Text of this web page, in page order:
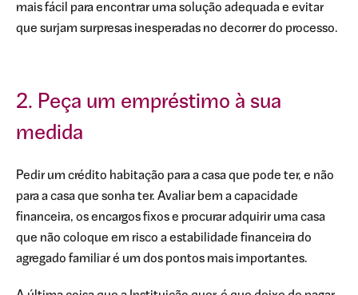
mais fácil para encontrar uma solução adequada e evitar
que surjam surpresas inesperadas no decorrer do processo.
2. Peça um empréstimo à sua
medida
Pedir um crédito habitação para a casa que pode ter, e não
para a casa que sonha ter. Avaliar bem a capacidade
financeira, os encargos fixos e procurar adquirir uma casa
que não coloque em risco a estabilidade financeira do
agregado familiar é um dos pontos mais importantes.